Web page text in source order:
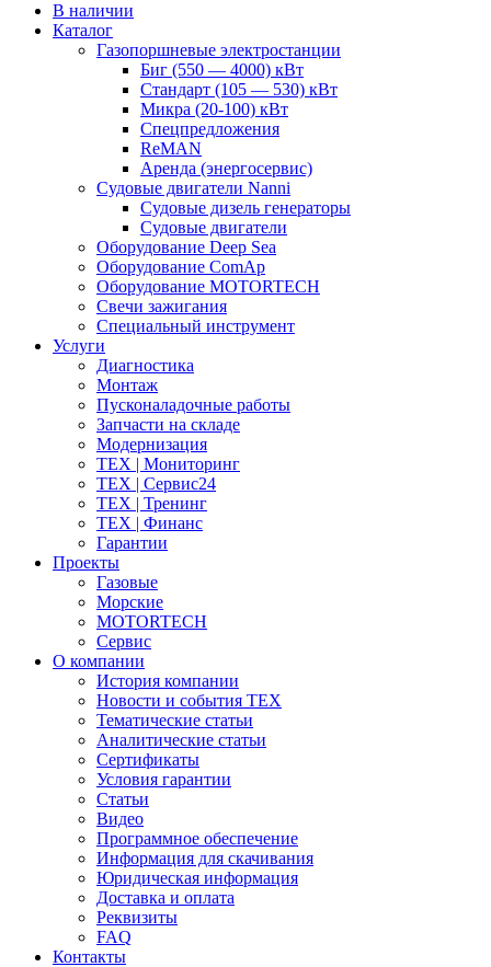
В наличии
Каталог
Газопоршневые электростанции
Биг (550 — 4000) кВт
Стандарт (105 — 530) кВт
Микра (20-100) кВт
Спецпредложения
ReMAN
Аренда (энергосервис)
Судовые двигатели Nanni
Судовые дизель генераторы
Судовые двигатели
Оборудование Deep Sea
Оборудование ComAp
Оборудование MOTORTECH
Свечи зажигания
Специальный инструмент
Услуги
Диагностика
Монтаж
Пусконаладочные работы
Запчасти на складе
Модернизация
ТЕХ | Мониторинг
ТЕХ | Сервис24
ТЕХ | Тренинг
ТЕХ | Финанс
Гарантии
Проекты
Газовые
Морские
MOTORTECH
Сервис
О компании
История компании
Новости и события ТЕХ
Тематические статьи
Аналитические статьи
Сертификаты
Условия гарантии
Статьи
Видео
Программное обеспечение
Информация для скачивания
Юридическая информация
Доставка и оплата
Реквизиты
FAQ
Контакты